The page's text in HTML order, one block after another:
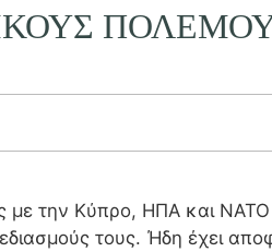
με την Κύπρο, ΗΠΑ και ΝΑΤΟ
τους. Ήδη έχει